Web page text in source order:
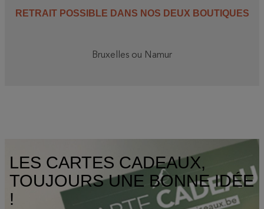
RETRAIT POSSIBLE DANS NOS DEUX BOUTIQUES
Bruxelles ou Namur
LES CARTES CADEAUX,
TOUJOURS UNE BONNE IDÉE
!